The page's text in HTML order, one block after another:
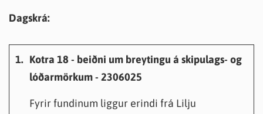
Dagskrá:
1. Kotra 18 - beiðni um breytingu á skipulags- og
lóðarmörkum - 2306025
Fyrir fundinum liggur erindi frá Lilju